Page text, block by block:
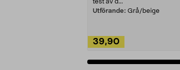
test av d...
Utförande: Grå/beige
39,90